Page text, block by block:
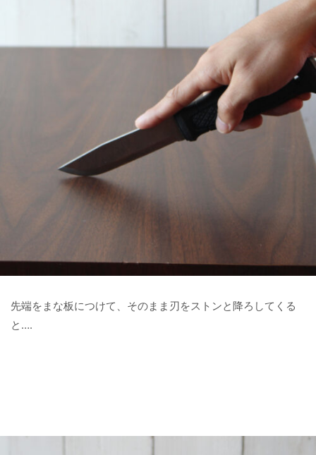
先端をまな板につけて、そのまま刃をストンと降ろしてくる
と….